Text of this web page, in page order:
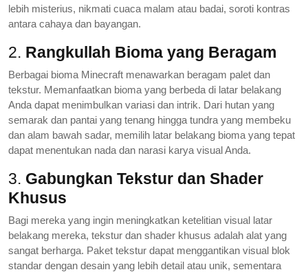
lebih misterius, nikmati cuaca malam atau badai, soroti kontras
antara cahaya dan bayangan.
2. Rangkullah Bioma yang Beragam
Berbagai bioma Minecraft menawarkan beragam palet dan
tekstur. Memanfaatkan bioma yang berbeda di latar belakang
Anda dapat menimbulkan variasi dan intrik. Dari hutan yang
semarak dan pantai yang tenang hingga tundra yang membeku
dan alam bawah sadar, memilih latar belakang bioma yang tepat
dapat menentukan nada dan narasi karya visual Anda.
3. Gabungkan Tekstur dan Shader
Khusus
Bagi mereka yang ingin meningkatkan ketelitian visual latar
belakang mereka, tekstur dan shader khusus adalah alat yang
sangat berharga. Paket tekstur dapat menggantikan visual blok
standar dengan desain yang lebih detail atau unik, sementara